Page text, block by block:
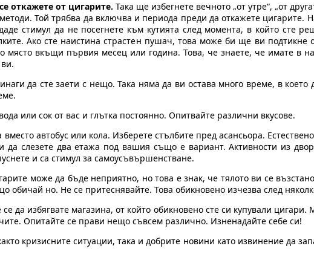
откажете от цигарите. Така ще избегнете вечното „от утре“, „от
Той трябва да включва и периода преди да откажете
стимул да не посегнете към кутията след момента, в който сте
Ако сте наистина страстен пушач, това може би ще ви
място вкъщи първия месец или година. Това, че знаете, че имате
да сте заети с нещо. Така няма да ви остава много време, в
или сок от вас и глътка постоянно. Опитвайте различни вкусове.
вместо автобус или кола. Изберете стълбите пред асансьора.
да слезете два етажа под вашия също е вариант. Активности из
и са стимул за самоусъвършенстване.
може да бъде неприятно, но това е знак, че тялото ви се
обичай но. Не се притеснявайте. Това обикновено изчезва след
да избягвате магазина, от който обикновено сте си купували
Опитайте се прави нещо съвсем различно. Изненадайте себе си!
кризисните ситуации, така и добрите новини като извинение да